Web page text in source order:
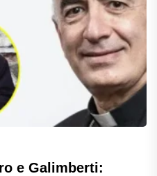
e Galimberti: